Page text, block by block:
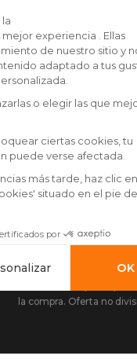
Paypal,
pay
(a patir de la recepción o
realizados antes de
de 10 € en compras a
la compra. Oferta no